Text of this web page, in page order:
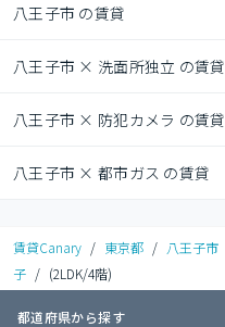
八王子市 の賃貸
八王子市 × 洗面所独立 の賃貸
八王子市 × 防犯カメラ の賃貸
八王子市 × 都市ガス の賃貸
賃貸Canary / 東京都 / 八王子市
子 / (2LDK/4階)
都道府県から探す